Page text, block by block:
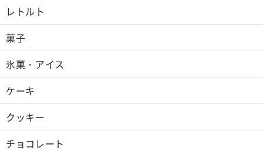
レトルト
菓子
氷菓・アイス
ケーキ
クッキー
チョコレート